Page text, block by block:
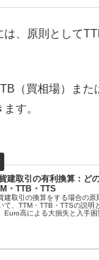
、原則として
（買相場）また
す。
建取引の有利換算：ど
・TTB・TTS
建取引の換算をする場合の原
て、TTM・TTB・TTSの説明
Euro高による大損失と入手困